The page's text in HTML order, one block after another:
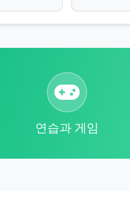
연습과 게임